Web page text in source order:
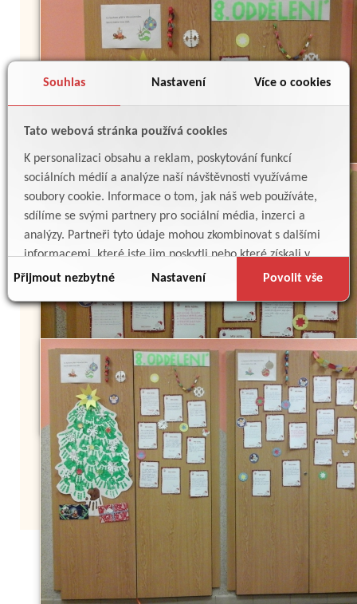
Souhlas Nastavení Více o cookies
Tato webová stránka používá cookies
K personalizaci obsahu a reklam, poskytování funkcí
sociálních médií a analýze naší návštěvnosti využíváme
soubory cookie. Informace o tom, jak náš web používáte,
sdílíme se svými partnery pro sociální média, inzerci a
analýzy. Partneři tyto údaje mohou zkombinovat s dalšími
informacemi, které jste jim poskytli nebo které získali v
důsledku toho, že používáte jejich služby.
Přijmout nezbytné Nastavení Povolit vše
Zpět